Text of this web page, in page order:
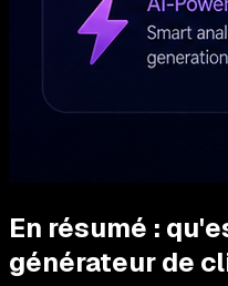
En résumé :
générateur de